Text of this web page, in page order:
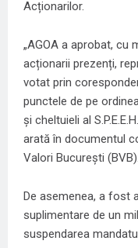
Acționarilor.
„AGOA a aprobat, cu
acționarii prezenți,
votat prin
punctele de pe
și cheltuieli al
arată în documentul
Valori București (BVB).
De asemenea, a fost
suplimentare de un
suspendarea